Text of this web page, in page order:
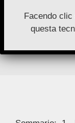
Facendo clic
questa